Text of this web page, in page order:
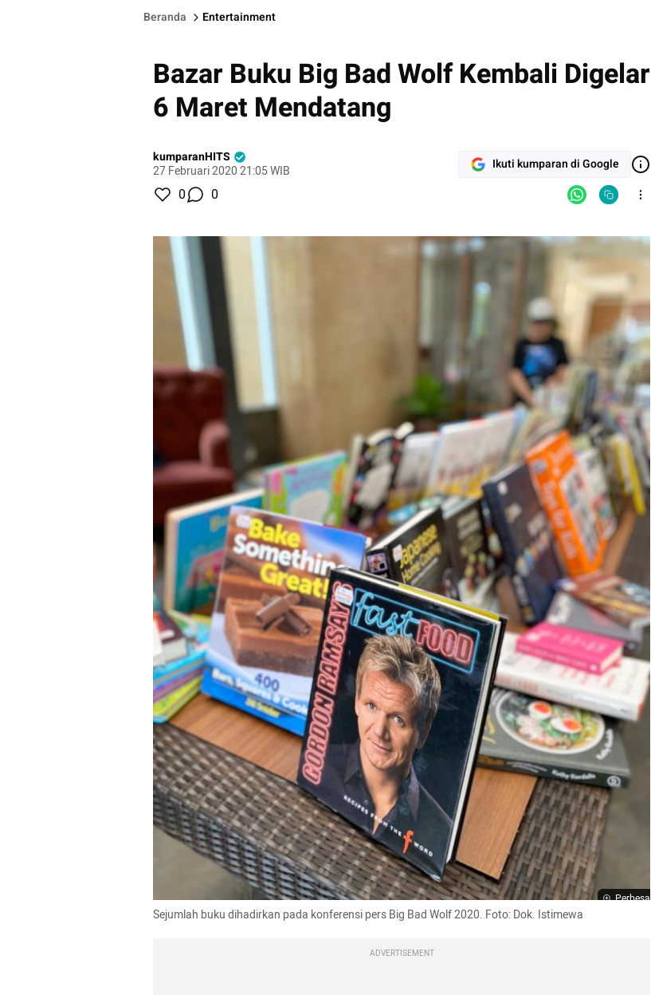
Beranda Entertainment
Bazar Buku Big Bad Wolf Kembali Digelar
6 Maret Mendatang
kumparanHITS
27 Februari 2020 21:05 WIB
Ikuti kumparan di Google
0 0
Perbesar
Sejumlah buku dihadirkan pada konferensi pers Big Bad Wolf 2020. Foto: Dok. Istimewa
ADVERTISEMENT